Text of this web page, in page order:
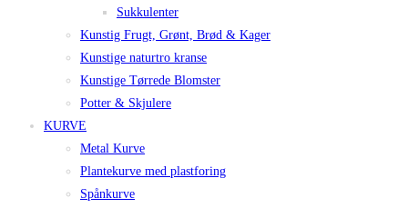
Sukkulenter
Kunstig Frugt, Grønt, Brød & Kager
Kunstige naturtro kranse
Kunstige Tørrede Blomster
Potter & Skjulere
KURVE
Metal Kurve
Plantekurve med plastforing
Spånkurve